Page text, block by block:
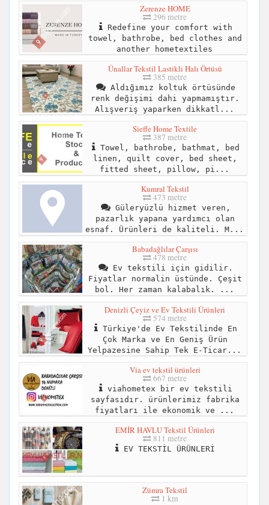
Zerenze HOME
296 metre
Redefine your comfort with
towel, bathrobe, bed clothes and
another hometextiles
Ünallar Tekstil Lastikli Halı Örtüsü
385 metre
Aldığımız koltuk örtüsünde
renk değişimi dahi yapmamıştır.
Alışveriş yaparken dikkatl...
Sieffe Home Textile
387 metre
Towel, bathrobe, bathmat, bed
linen, quilt cover, bed sheet,
fitted sheet, pillow, pi...
Kumral Tekstil
473 metre
Güleryüzlü hizmet veren,
pazarlık yapana yardımcı olan
esnaf. Ürünleri de kaliteli. M...
Babadağlılar Çarşısı
478 metre
Ev tekstili için gidilir.
Fiyatlar normalin üstünde. Çeşit
bol. Her zaman kalabalık. ...
Denizli Çeyiz ve Ev Tekstili Ürünleri
574 metre
Türkiye'de Ev Tekstilinde En
Çok Marka ve En Geniş Ürün
Yelpazesine Sahip Tek E-Ticar...
Via ev tekstil ürünleri
667 metre
viahometex bir ev tekstili
sayfasıdır. ürünlerimiz fabrika
fiyatları ile ekonomik ve ...
EMİR HAVLU Tekstil Ürünleri
811 metre
EV TEKSTİL ÜRÜNLERİ
Zümra Tekstil
1 km